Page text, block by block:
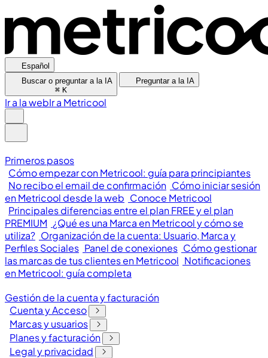
Español
Buscar o preguntar a la IA
⌘ K
Preguntar a la IA
Ir a la webIr a Metricool
Primeros pasos
Cómo empezar con Metricool: guía para principiantes
No recibo el email de confirmación Cómo iniciar sesión
en Metricool desde la web Conoce Metricool
Principales diferencias entre el plan FREE y el plan
PREMIUM ¿Qué es una Marca en Metricool y cómo se
utiliza? Organización de la cuenta: Usuario, Marca y
Perfiles Sociales Panel de conexiones Cómo gestionar
las marcas de tus clientes en Metricool Notificaciones
en Metricool: guía completa
Gestión de la cuenta y facturación
Cuenta y Acceso
Marcas y usuarios
Planes y facturación
Legal y privacidad